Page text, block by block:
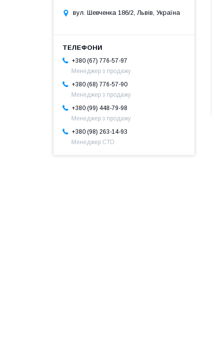
вул. Шевченка 186/2, Львів, Україна
+380 (67) 776-57-97
Менеджер з продажу
+380 (68) 776-57-90
Менеджер з продажу
+380 (99) 448-79-98
Менеджер з продажу
+380 (98) 263-14-93
Менеджер СТО